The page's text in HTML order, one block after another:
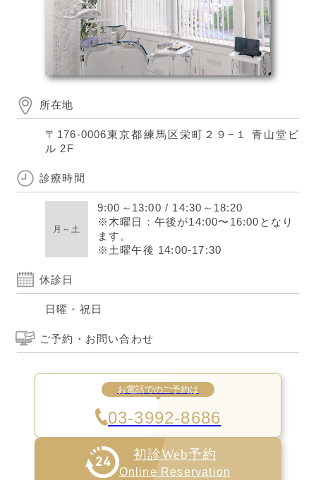
所在地
〒176-0006東京都練馬区栄町２９−１ 青山堂ビ
ル 2F
診療時間
月～土
9:00 ～ 13:00 / 14:30 ～ 18:20
※木曜日：午後が14:00〜16:00となり
ます。
※土曜午後 14:00-17:30
休診日
日曜・祝日
ご予約・お問い合わせ
お電話でのご予約は
03-3992-8686
初診Web予約
Online Reservation